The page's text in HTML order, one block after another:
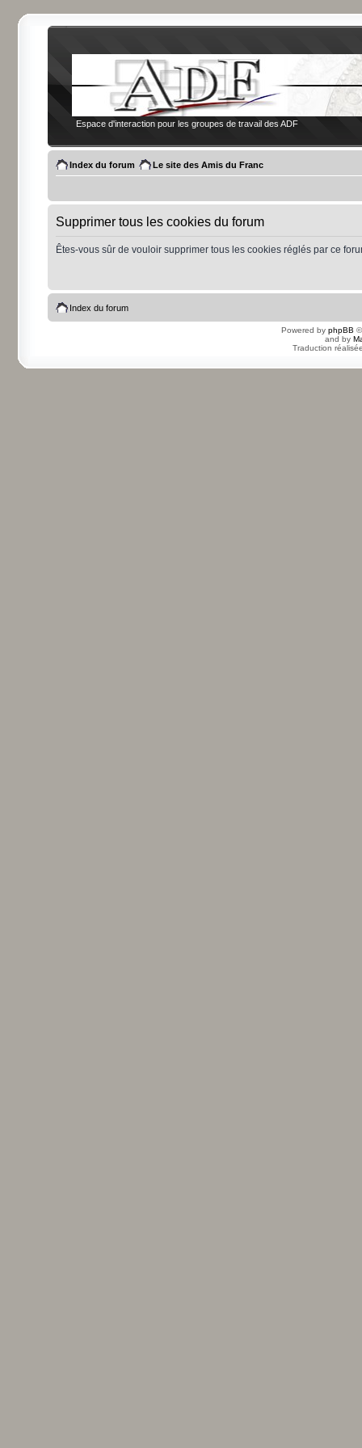
Espace d'interaction pour les groupes de travail des ADF
Index du forum Le site des Amis du Franc
Supprimer tous les cookies du forum
Êtes-vous sûr de vouloir supprimer tous les cookies réglés par ce
Index du forum
Powered by phpBB
and by
Traduction